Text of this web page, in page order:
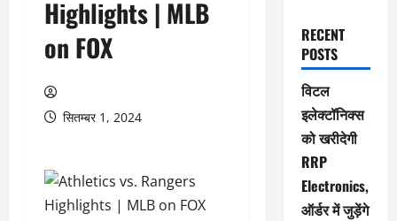
Highlights | MLB
on FOX
सितम्बर 1, 2024
RECENT
POSTS
विटल
इलेक्टॉनिक्स
को खरीदेगी
RRP
Electronics,
ऑर्डर में जुड़ेंगे